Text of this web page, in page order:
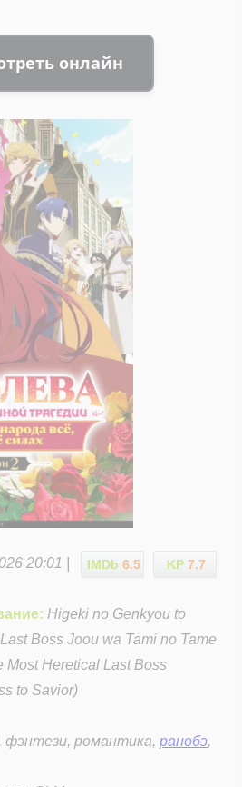
онлайн
KP 7.7
IMDb 6.5
20:01 |
Higeki no Genkyou to
Boss Joou wa Tami no Tame
Most Heretical Last Boss
to Savior)
фэнтези, романтика, ранобэ,